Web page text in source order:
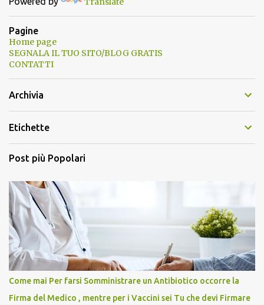
Pagine
Home page
SEGNALA IL TUO SITO/BLOG GRATIS
CONTATTI
Archivia
Etichette
Post più Popolari
Come mai Per farsi Somministrare un Antibiotico occorre la
Firma del Medico , mentre per i Vaccini sei Tu che devi Firmare